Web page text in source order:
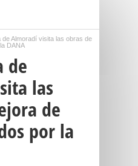
de Almoradí visita las obras de
DANA
de
las
de
por la